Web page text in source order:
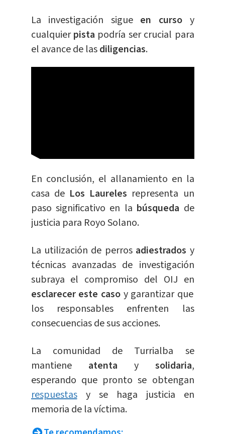
La investigación sigueen curso y
cualquierpista podría ser crucial para
el avance de lasdiligencias.
En conclusión, el allanamiento en la
casa deLos Laureles representa un
paso significativo en la búsqueda de
justicia para Royo Solano.
La utilización de perros adiestrados y
técnicas avanzadas de investigación
subraya el compromiso del OIJ en
esclarecer este caso y garantizar que
los responsables enfrenten las
consecuencias de sus acciones.
La comunidad de Turrialba se
mantiene atenta y solidaria,
esperando que pronto se obtengan
respuestasy se haga justicia en
memoria de la víctima.